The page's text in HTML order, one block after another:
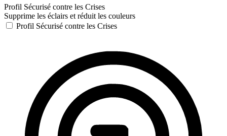
Profil Sécurisé contre les Crises
Supprime les éclairs et réduit les couleurs
Profil Sécurisé contre les Crises